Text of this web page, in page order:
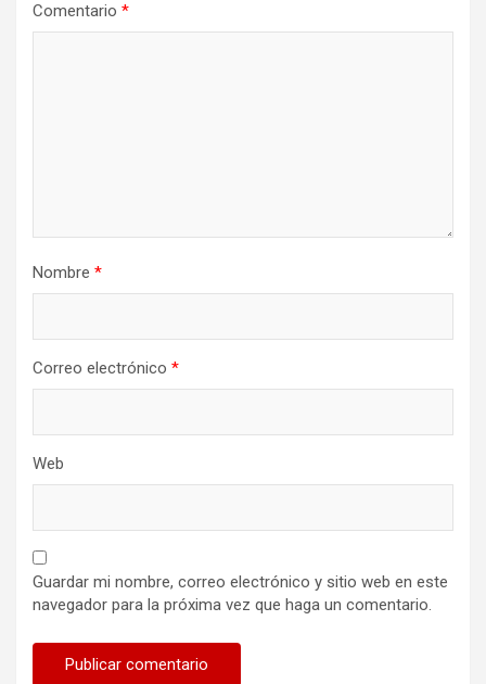
Comentario *
Nombre *
Correo electrónico *
Web
Guardar mi nombre, correo electrónico y sitio web en este
navegador para la próxima vez que haga un comentario.